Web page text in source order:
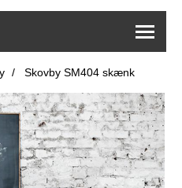
/ Skovby SM404 skænk